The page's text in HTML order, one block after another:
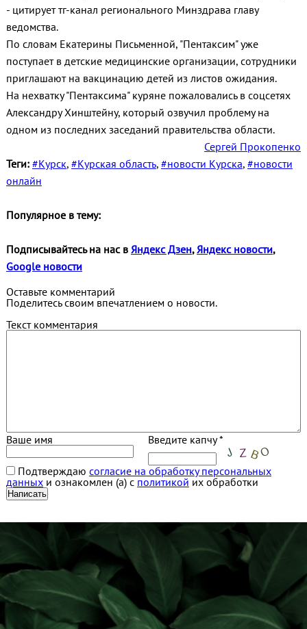
- цитирует тг-канал регионального Минздрава главу
ведомства.
По словам Екатерины Письменной, "Пентаксим" уже
поступает в детские медицинские организации, сотрудники
приглашают на вакцинацию детей из листов ожидания.
На нехватку "Пентаксима" куряне пожаловались в соцсетях
Александру Хинштейну, который озвучил проблему на
одном из последних заседаний правительства области.
Сергей Прокопенко
Теги: #Курск, #Курская область, #новости Курска, #новости
онлайн
Популярное в тему:
Подписывайтесь на нас в Яндекс Дзен, Яндекс новости,
Google новости
Оставьте комментарий
Поделитесь своим впечатлением о новости.
Текст комментария
Ваше имя Введите капчу *
Подтверждаю согласие на обработку персональных
данныхи ознакомлен (а) с политикой их обработки